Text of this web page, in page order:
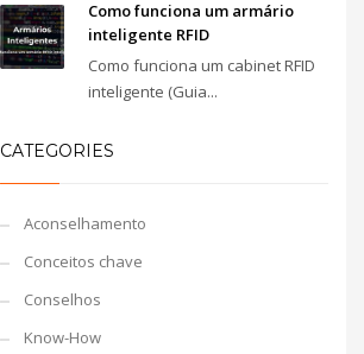
Como funciona um armário
inteligente RFID
Como funciona um cabinet RFID
inteligente (Guia...
CATEGORIES
Aconselhamento
Conceitos chave
Conselhos
Know-How